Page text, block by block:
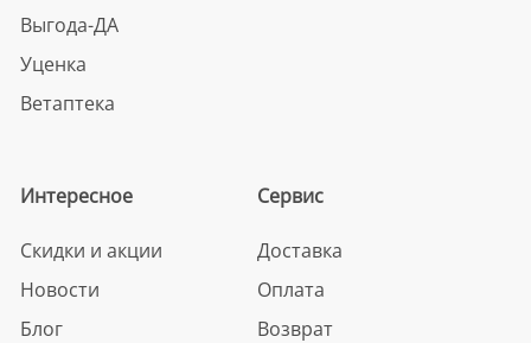
Выгода-ДА
Уценка
Ветаптека
Интересное
Скидки и акции
Новости
Блог
Сервис
Доставка
Оплата
Возврат